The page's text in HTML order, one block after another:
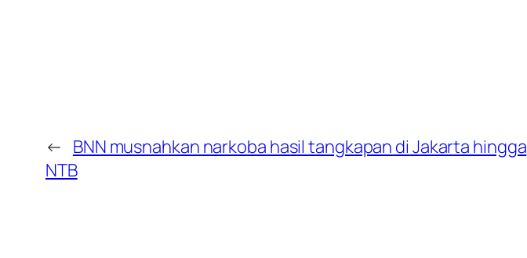
← BNN musnahkan narkoba hasil tangkapan di Jakarta hingga
NTB